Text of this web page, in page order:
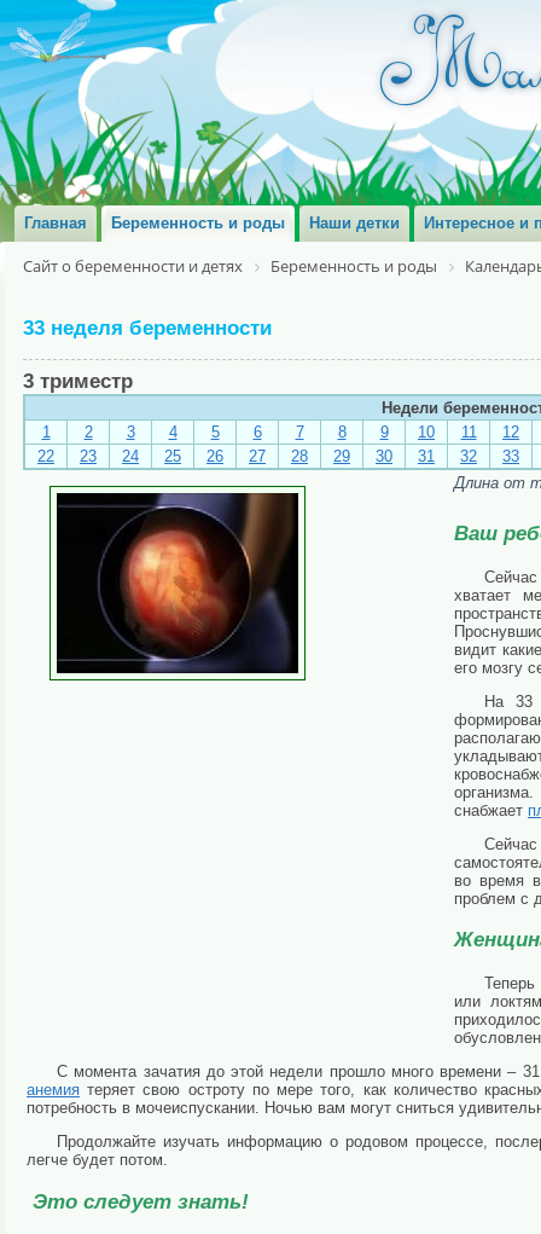
Главная Беременность и роды Наши детки Интересное и
Сайт о беременности и детях Беременность и роды
33 неделя беременности
3 триместр
Недели
1
2 3 4 5 6 7 8 9 10 11
12
22
23 24 25 26 27 28 29 30 31 32
33
Длина от
Ваш
хватает
видит
его мозгу
На 33
снабжает
во время
проблем с
или
С момента зачатия до этой недели прошло много времени –
анемия теряет свою остроту по мере того, как количество
потребность в мочеиспускании. Ночью вам могут сниться
Продолжайте изучать информацию о родовом процессе,
легче будет потом.
Это следует знать!